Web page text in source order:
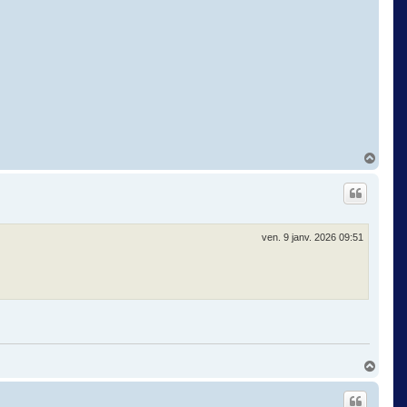
a
ven. 9 janv. 2026 09:51
u